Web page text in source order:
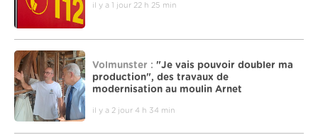
il y a 1 jour 22 h 25 min
Volmunster : "Je vais pouvoir doubler ma
production", des travaux de
modernisation au moulin Arnet
il y a 2 jour 4 h 34 min